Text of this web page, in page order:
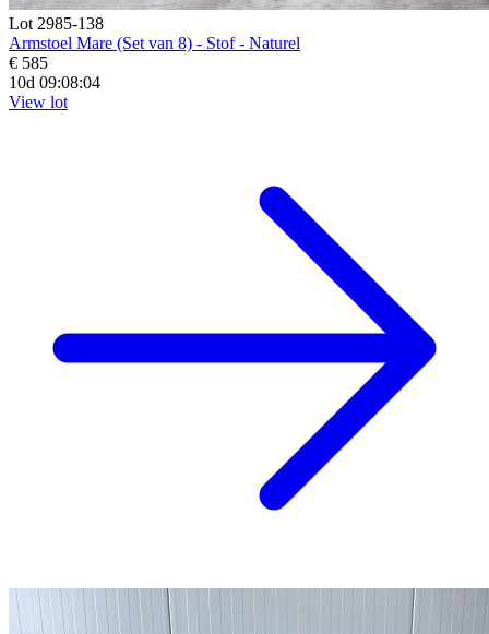
Lot 2985-138
Armstoel Mare (Set van 8) - Stof - Naturel
€ 585
10d 09:08:02
View lot